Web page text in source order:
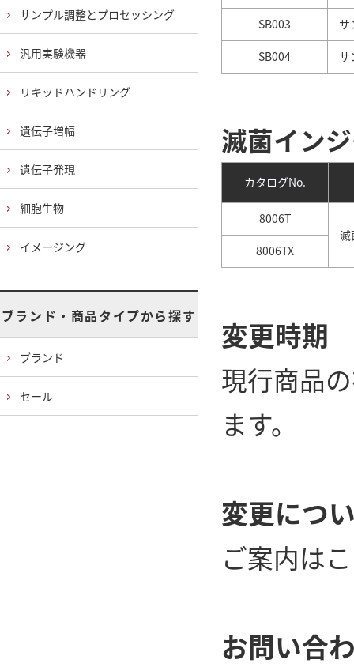
SB003 サ
SB004 サ
滅菌イン
カタログNo.
8006T
滅
8006TX
変更時期
現行商品
ます。
変更につ
ご案内は
お問い合
サンプル調整とプロセッシング
汎用実験機器
リキッドハンドリング
遺伝子増幅
遺伝子発現
細胞生物
イメージング
ブランド・商品タイプから探す
ブランド
セール